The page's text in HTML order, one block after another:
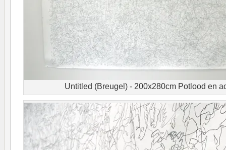
Untitled (Breugel) - 200x280cm Potlood en